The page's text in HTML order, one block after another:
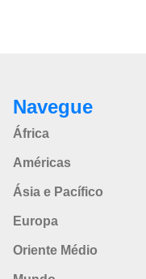
Navegue
África
Américas
Ásia e Pacífico
Europa
Oriente Médio